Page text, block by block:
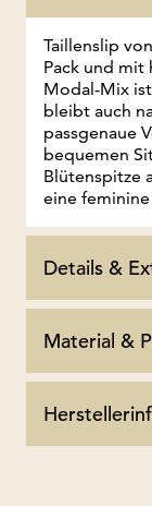
Taillenslip
Pack und
Modal-Mix
bleibt auch
passgenaue
bequemen
Blütenspitze
eine
Details &
Material &